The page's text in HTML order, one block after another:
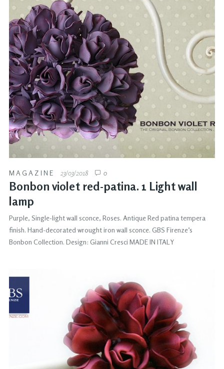
MAGAZINE 23/03/2018 0
Bonbon violet red-patina. 1 Light wall
lamp
Purple, Single-light wall sconce, Roses. Antique Red patina tempera
finish. Hand-decorated wrought iron wall sconce. GBS Firenze’s
Bonbon Collection. Design: Gianni Cresci MADE IN ITALY